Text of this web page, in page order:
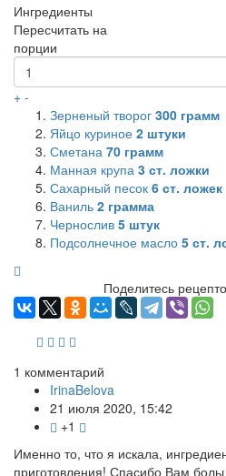
Ингредиенты
Пересчитать на
порции
+ -
Зерненый творог 300 грамм
Яйцо куриное 2 штуки
Сметана 70 грамм
Манная крупа 3 ст. ложки
Сахарный песок 6 ст. ложек
Ваниль 2 грамма
Чернослив 5 штук
Подсолнечное масло 5 ст.
Поделитесь
1 комментарий
IrinaBelova
21 июля 2020, 15:42
+1
Именно то, что я искала,
приготовления! Спасибо Вам